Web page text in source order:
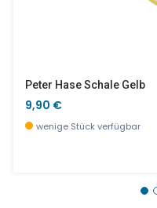
Peter Hase Schale Gelb
9,90 €
wenige Stück verfügbar